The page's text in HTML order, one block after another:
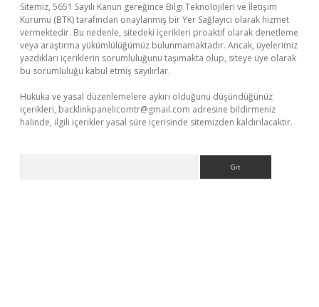
Sitemiz, 5651 Sayılı Kanun gereğince Bilgi Teknolojileri ve İletişim
Kurumu (BTK) tarafından onaylanmış bir Yer Sağlayıcı olarak hizmet
vermektedir. Bu nedenle, sitedeki içerikleri proaktif olarak denetleme
veya araştırma yükümlülüğümüz bulunmamaktadır. Ancak, üyelerimiz
yazdıkları içeriklerin sorumluluğunu taşımakta olup, siteye üye olarak
bu sorumluluğu kabul etmiş sayılırlar.
Hukuka ve yasal düzenlemelere aykırı olduğunu düşündüğünüz
içerikleri, backlinkpanelicomtr@gmail.com adresine bildirmeniz
halinde, ilgili içerikler yasal süre içerisinde sitemizden kaldırılacaktır.